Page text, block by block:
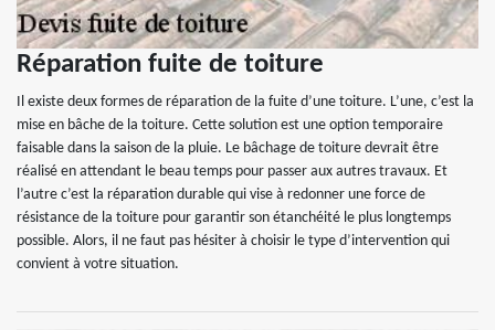
Réparation fuite de toiture
Il existe deux formes de réparation de la fuite d’une toiture. L’une, c’est la
mise en bâche de la toiture. Cette solution est une option temporaire
faisable dans la saison de la pluie. Le bâchage de toiture devrait être
réalisé en attendant le beau temps pour passer aux autres travaux. Et
l’autre c’est la réparation durable qui vise à redonner une force de
résistance de la toiture pour garantir son étanchéité le plus longtemps
possible. Alors, il ne faut pas hésiter à choisir le type d’intervention qui
convient à votre situation.